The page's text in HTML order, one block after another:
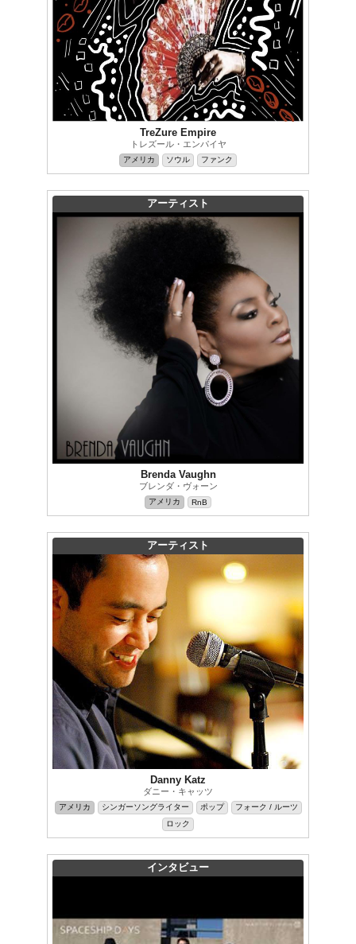
TreZure Empire
トレズール・エンパイヤ
アメリカ ソウル ファンク
アーティスト
Brenda Vaughn
ブレンダ・ヴォーン
アメリカ RnB
アーティスト
Danny Katz
ダニー・キャッツ
アメリカ シンガーソングライター ポップ
フォーク / ルーツ
ロック
インタビュー